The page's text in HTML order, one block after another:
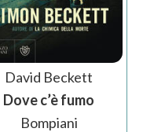
David Beckett
Dove c’è fumo
Bompiani